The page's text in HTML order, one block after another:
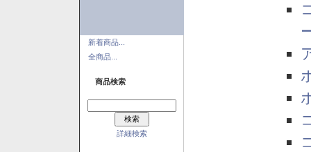
新着商品...
全商品...
商品検索
詳細検索